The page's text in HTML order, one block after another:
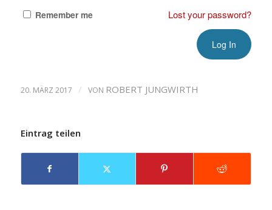
Remember me Lost your password?
20. MÄRZ 2017 / VON ROBERT JUNGWIRTH
Eintrag teilen